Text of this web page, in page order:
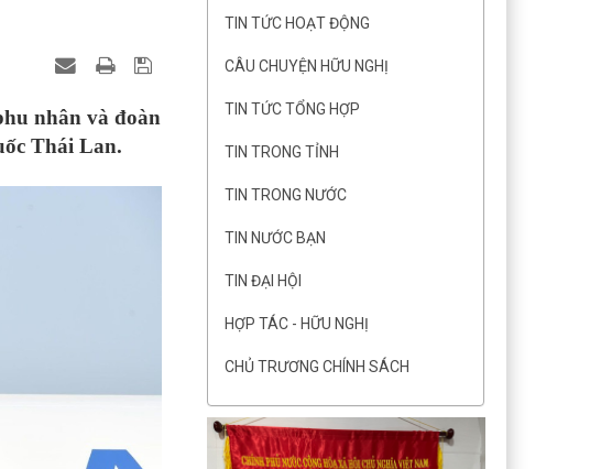
nhân và đoàn
Thái Lan.
TIN TỨC HOẠT ĐỘNG
CÂU CHUYỆN HỮU NGHỊ
TIN TỨC TỔNG HỢP
TIN TRONG TỈNH
TIN TRONG NƯỚC
TIN NƯỚC BẠN
TIN ĐẠI HỘI
HỢP TÁC - HỮU NGHỊ
CHỦ TRƯƠNG CHÍNH SÁCH